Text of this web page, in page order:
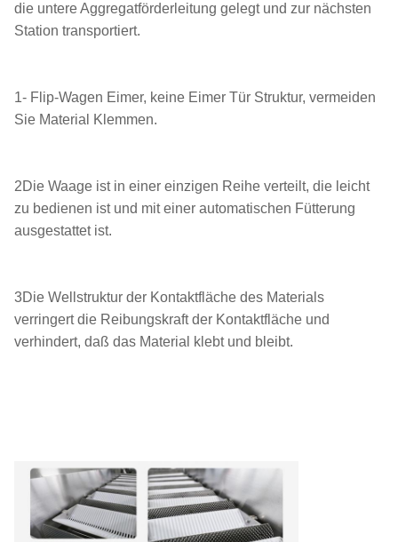
die untere Aggregatförderleitung gelegt und zur nächsten
Station transportiert.
1- Flip-Wagen Eimer, keine Eimer Tür Struktur, vermeiden
Sie Material Klemmen.
2Die Waage ist in einer einzigen Reihe verteilt, die leicht
zu bedienen ist und mit einer automatischen Fütterung
ausgestattet ist.
3Die Wellstruktur der Kontaktfläche des Materials
verringert die Reibungskraft der Kontaktfläche und
verhindert, daß das Material klebt und bleibt.